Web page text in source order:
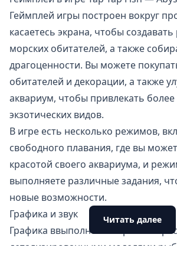
Геймплей игры построен вокруг
касаетесь экрана, чтобы
морских обитателей, а также
драгоценности. Вы можете
обитателей и декорации, а также
аквариум, чтобы привлекать более
экзотических видов.
В игре есть несколько режимов,
свободного плавания, где вы
красотой своего аквариума, и
выполняете различные задания,
новые возможности.
Графика и звук
Графика ввыполнена в ярком и
детализированными моделями
Читать далее